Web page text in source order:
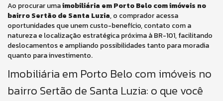
Ao procurar umaimobiliária em Porto Belo com imóveis no
bairro Sertão de Santa Luzia, o comprador acessa
oportunidades que unem custo-benefício, contato com a
natureza e localização estratégica próxima à BR-101, facilitando
deslocamentos e ampliando possibilidades tanto para moradia
quanto para investimento.
Imobiliária em Porto Belo com imóveis no
bairro Sertão de Santa Luzia: o que você